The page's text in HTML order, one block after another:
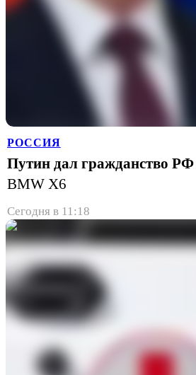
РОССИЯ
Путин дал гражданство РФ
BMW X6
Сегодня в 11:18